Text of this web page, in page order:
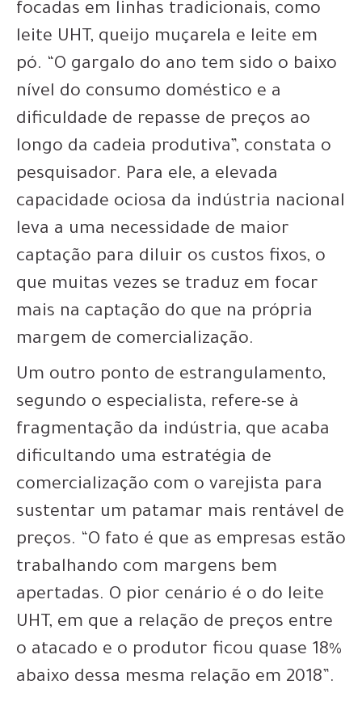
focadas em linhas tradicionais, como
leite UHT, queijo muçarela e leite em
pó. “O gargalo do ano tem sido o baixo
nível do consumo doméstico e a
dificuldade de repasse de preços ao
longo da cadeia produtiva”, constata o
pesquisador. Para ele, a elevada
capacidade ociosa da indústria nacional
leva a uma necessidade de maior
captação para diluir os custos fixos, o
que muitas vezes se traduz em focar
mais na captação do que na própria
margem de comercialização.
Um outro ponto de estrangulamento,
segundo o especialista, refere-se à
fragmentação da indústria, que acaba
dificultando uma estratégia de
comercialização com o varejista para
sustentar um patamar mais rentável de
preços. “O fato é que as empresas estão
trabalhando com margens bem
apertadas. O pior cenário é o do leite
UHT, em que a relação de preços entre
o atacado e o produtor ficou quase 18%
abaixo dessa mesma relação em 2018”.